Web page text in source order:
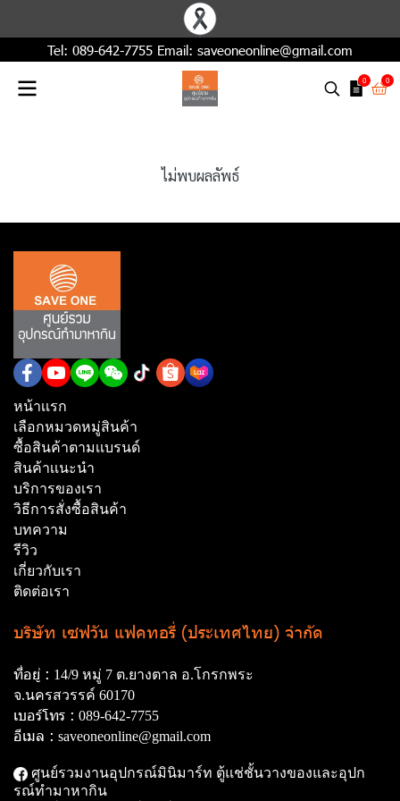
Tel: 089-642-7755 Email: saveoneonline@gmail.com
0 0
ไม่พบผลลัพธ์
หน้าเเรก
เลือกหมวดหมู่สินค้า
ซื้อสินค้าตามเเบรนด์
สินค้าเเนะนำ
บริการของเรา
วิธีการสั่งซื้อสินค้า
บทความ
รีวิว
เกี่ยวกับเรา
ติดต่อเรา
บริษัท เซฟวัน แฟคทอรี่ (ประเทศไทย) จำกัด
ที่อยู่ : 14/9 หมู่ 7 ต.ยางตาล อ.โกรกพระ
จ.นครสวรรค์ 60170
เบอร์โทร : 089-642-7755
อีเมล : saveoneonline@gmail.com
ศูนย์รวมงานอุปกรณ์มินิมาร์ท ตู้แช่ชั้นวางของและอุปก
รณ์ทํามาหากิน